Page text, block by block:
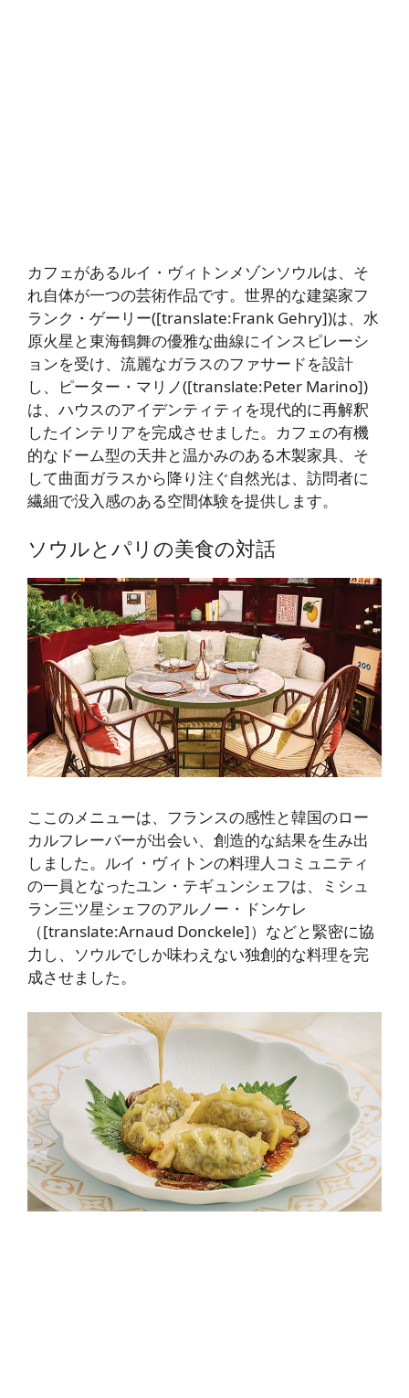
カフェがあるルイ・ヴィトンメゾンソウルは、そ
れ自体が一つの芸術作品です。世界的な建築家フ
ランク・ゲーリー([translate:Frank Gehry])は、水
原火星と東海鶴舞の優雅な曲線にインスピレーシ
ョンを受け、流麗なガラスのファサードを設計
し、ピーター・マリノ([translate:Peter Marino])
は、ハウスのアイデンティティを現代的に再解釈
したインテリアを完成させました。カフェの有機
的なドーム型の天井と温かみのある木製家具、そ
して曲面ガラスから降り注ぐ自然光は、訪問者に
繊細で没入感のある空間体験を提供します。
ソウルとパリの美食の対話
ここのメニューは、フランスの感性と韓国のロー
カルフレーバーが出会い、創造的な結果を生み出
しました。ルイ・ヴィトンの料理人コミュニティ
の一員となったユン・テギュンシェフは、ミシュ
ラン三ツ星シェフのアルノー・ドンケレ
（[translate:Arnaud Donckele]）などと緊密に協
力し、ソウルでしか味わえない独創的な料理を完
成させました。